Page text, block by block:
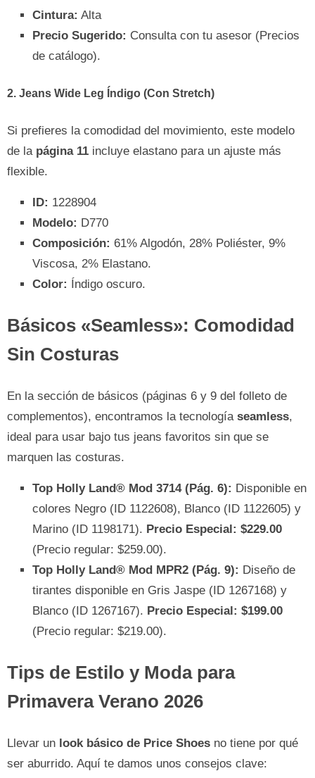
Cintura: Alta
Precio Sugerido: Consulta con tu asesor (Precios
de catálogo).
2. Jeans Wide Leg Índigo (Con Stretch)
Si prefieres la comodidad del movimiento, este modelo
de la página 11 incluye elastano para un ajuste más
flexible.
ID: 1228904
Modelo: D770
Composición: 61% Algodón, 28% Poliéster, 9%
Viscosa, 2% Elastano.
Color: Índigo oscuro.
Básicos «Seamless»: Comodidad
Sin Costuras
En la sección de básicos (páginas 6 y 9 del folleto de
complementos), encontramos la tecnología seamless,
ideal para usar bajo tus jeans favoritos sin que se
marquen las costuras.
Top Holly Land® Mod 3714 (Pág. 6): Disponible en
colores Negro (ID 1122608), Blanco (ID 1122605) y
Marino (ID 1198171). Precio Especial: $229.00
(Precio regular: $259.00).
Top Holly Land® Mod MPR2 (Pág. 9): Diseño de
tirantes disponible en Gris Jaspe (ID 1267168) y
Blanco (ID 1267167). Precio Especial: $199.00
(Precio regular: $219.00).
Tips de Estilo y Moda para
Primavera Verano 2026
Llevar un look básico de Price Shoes no tiene por qué
ser aburrido. Aquí te damos unos consejos clave: